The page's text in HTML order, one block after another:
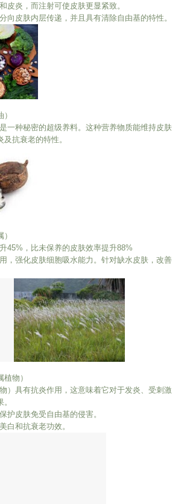
皮炎，而注射可使皮肤更显紧致。
向皮肤内层传递，并且具有清除自由基的特性。
一种秘密的超级养料。这种营养物质能维持皮肤
抗衰老的特性。
45%，比未保养的皮肤效率提升88%
，强化皮肤细胞吸水能力。针对缺水皮肤，改善
物）
）具有抗炎作用，这意味着它对于发炎、受刺激
护皮肤免受自由基的侵害。
白和抗衰老功效。